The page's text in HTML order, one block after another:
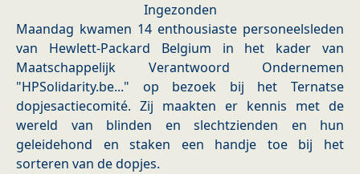
Ingezonden
Maandag kwamen 14 enthousiaste personeelsleden
van Hewlett-Packard Belgium in het kader van
Maatschappelijk Verantwoord Ondernemen
"HPSolidarity.be..." op bezoek bij het Ternatse
dopjesactiecomité. Zij maakten er kennis met de
wereld van blinden en slechtzienden en hun
geleidehond en staken een handje toe bij het
sorteren van de dopjes.